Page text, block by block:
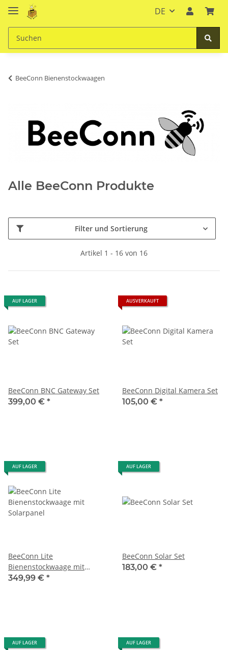
DE
BeeConn Bienenstockwaagen
Alle BeeConn Produkte
Filter und Sortierung
Artikel 1 - 16 von 16
AUF LAGER
BeeConn BNC Gateway Set
399,00 € *
AUSVERKAUFT
BeeConn Digital Kamera Set
105,00 € *
AUF LAGER
BeeConn Lite
Bienenstockwaage mit
Solarpanel
349,99 € *
AUF LAGER
BeeConn Solar Set
183,00 € *
AUF LAGER AUF LAGER